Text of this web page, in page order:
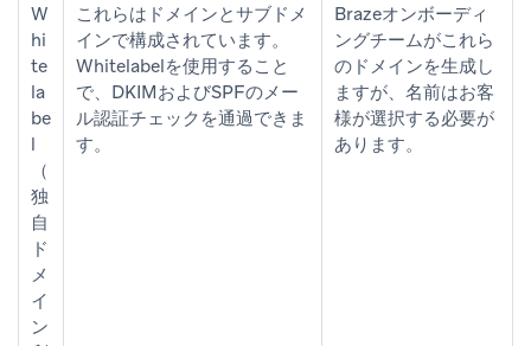
W
hi
te
la
be
l
（
独
自
ド
メ
イ
ン
これらはドメインとサブドメ
インで構成されています。
Whitelabelを使用すること
で、DKIMおよびSPFのメー
ル認証チェックを通過できま
す。
Brazeオンボーディ
ングチームがこれら
のドメインを生成し
ますが、名前はお客
様が選択する必要が
あります。